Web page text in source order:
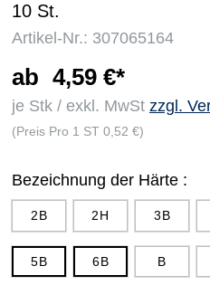
10 St.
Artikel-Nr.: 307065164
ab 4,59 €*
je Stk / exkl. MwSt zzgl.
(Preis Pro 1 ST 0,52 €)
Bezeichnung der Härte :
2B 2H 3B
5B 6B B